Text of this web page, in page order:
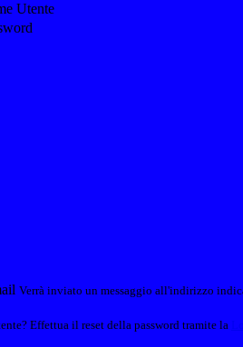
Utente
Verrà inviato un messaggio all'indirizzo
Effettua il reset della password tramite la